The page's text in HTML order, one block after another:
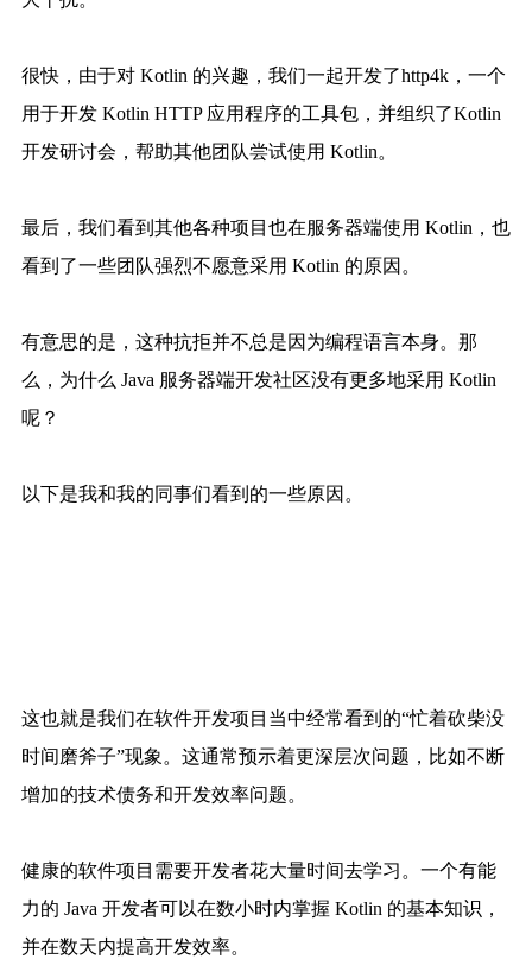
很快，由于对 Kotlin 的兴趣，我们一起开发了http4k，一个
用于开发 Kotlin HTTP 应用程序的工具包，并组织了Kotlin
开发研讨会，帮助其他团队尝试使用 Kotlin。
最后，我们看到其他各种项目也在服务器端使用 Kotlin，也
看到了一些团队强烈不愿意采用 Kotlin 的原因。
有意思的是，这种抗拒并不总是因为编程语言本身。那
么，为什么 Java 服务器端开发社区没有更多地采用 Kotlin
呢？
以下是我和我的同事们看到的一些原因。
这也就是我们在软件开发项目当中经常看到的“忙着砍柴没
时间磨斧子”现象。这通常预示着更深层次问题，比如不断
增加的技术债务和开发效率问题。
健康的软件项目需要开发者花大量时间去学习。一个有能
力的 Java 开发者可以在数小时内掌握 Kotlin 的基本知识，
并在数天内提高开发效率。